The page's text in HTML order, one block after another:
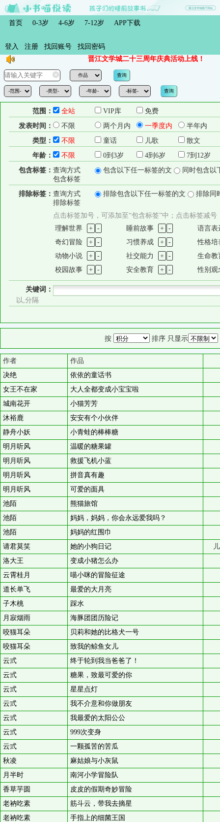
首页 0-3岁 4-6岁 7-12岁 APP下载
登入 注册 找回账号
找回密码
晋江文学城二十三周年庆典活动上线！
范围： 全站 VIP库
免费
发表时间：
不限 两个月内 一季度内
半年内
类型：
不限 童话 儿歌
散文
年龄：
不限 0到3岁 4到6岁
7到12岁
包含标签： 查询方式 包含以下任一标签的文
同时包含以
包含标签
排除标签： 查询方式 排除包含以下任一标签的文
排除同
排除标签
点击标签加号，可添加至“包含标签”中；点击标签减
理解世界
+ - 睡前故事 + -
语言表
奇幻冒险
+ - 习惯养成 + -
性格培
动物小说
+ - 社交能力 + -
生命教
校园故事
+ - 安全教育 + - 性别观
关键词：
以,分隔
按 排序 只显示
作者
作品
决绝
依依的童话书
女王不在家
大人全都变成小宝宝啦
城南花开
小猫芳芳
沐裕鹿
安安有个小伙伴
静舟小妖
小青蛙的棒棒糖
明月听风
温暖的糖果罐
明月听风
救援飞机小蓝
明月听风
拼音真有趣
明月听风
可爱的面具
池陌
熊猫旅馆
池陌
妈妈，妈妈，你会永远爱我吗？
池陌
妈妈的红围巾
请君莫笑
她的小狗日记
洛大王
变成小猪怎么办
云霄桂月
喵小咪的冒险征途
道长单飞
最爱的大月亮
子木桃
踩水
月寂烟雨
海豚团团历险记
咬猫耳朵
贝莉和她的比格犬一号
咬猫耳朵
致我的鲸鱼女儿
云弎
终于轮到我当爸爸了！
云弎
糖果，致最可爱的你
云弎
星星点灯
云弎
我不介意和你做朋友
云弎
我最爱的太阳公公
云弎
999次变身
云弎
一颗孤苦的苦瓜
秋凌
麻姑娘与小灰鼠
月半时
南河小学冒险队
香草芋圆
皮皮的假期奇妙冒险
老衲吃素
筋斗云，带我去摘星
老衲吃素
手指上的细菌王国